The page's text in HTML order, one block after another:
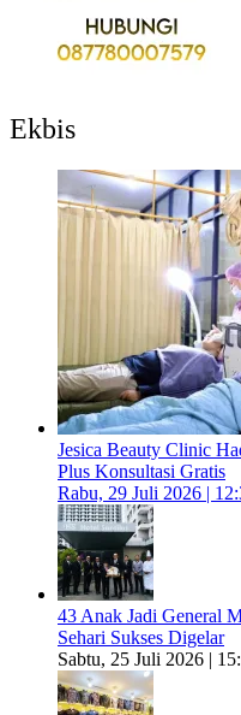
Ekbis
Jesica Beauty Clinic
Plus Konsultasi Gratis
Rabu, 29 Juli 2026 |
43 Anak Jadi General
Sehari Sukses Digelar
Sabtu, 25 Juli 2026 |